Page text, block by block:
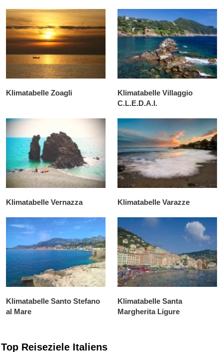
Klimatabelle Zoagli
Klimatabelle Villaggio
C.L.E.D.A.I.
Klimatabelle Vernazza Klimatabelle Varazze
Klimatabelle Santo Stefano
al Mare
Klimatabelle Santa
Margherita Ligure
Top Reiseziele Italiens